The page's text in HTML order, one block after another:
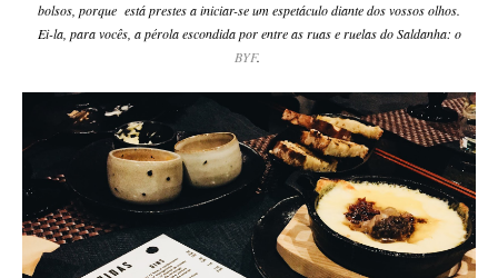
bolsos, porque está prestes a iniciar-se um espetáculo diante dos vossos olhos.
Ei-la, para vocês, a pérola escondida por entre as ruas e ruelas do Saldanha: o
BYF.